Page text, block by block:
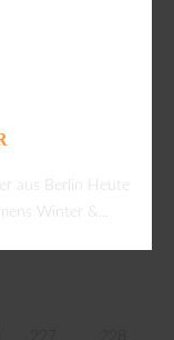
aus Berlin Heute
Winter &...